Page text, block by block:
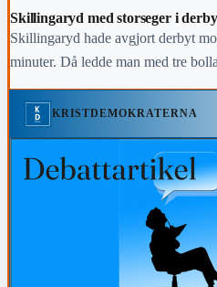
Skillingaryd med storseger i
Skillingaryd hade avgjort derbyt
minuter. Då ledde man med tre
KRISTDEMOKRATERNA